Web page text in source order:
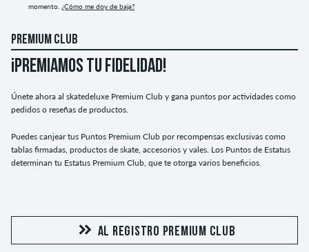
momento. ¿Cómo me doy de baja?
PREMIUM CLUB
¡PREMIAMOS TU FIDELIDAD!
Únete ahora al skatedeluxe Premium Club y gana puntos por actividades como
pedidos o reseñas de productos.
Puedes canjear tus Puntos Premium Club por recompensas exclusivas como
tablas firmadas, productos de skate, accesorios y vales. Los Puntos de Estatus
determinan tu Estatus Premium Club, que te otorga varios beneficios.
AL REGISTRO PREMIUM CLUB